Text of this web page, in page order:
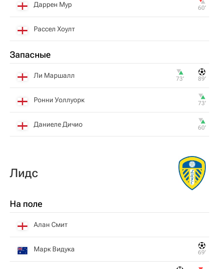
Даррен Мур 60‎’‎
Рассел Хоулт
Запасные
Ли Маршалл 73‎’‎ 89‎’‎
Ронни Уоллуорк 73‎’‎
Даниеле Дичио 60‎’‎
Лидс
На поле
Алан Смит
Марк Видука 69‎’‎